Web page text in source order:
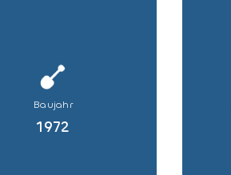
Baujahr
1972